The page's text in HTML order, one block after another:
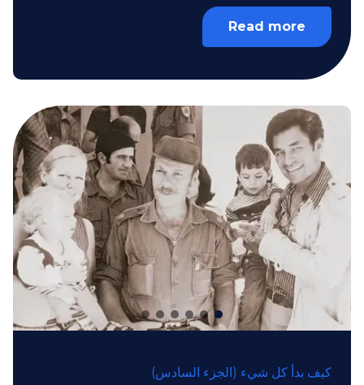
Read more
كيف بدأ كل شيء (الجزء السادس)